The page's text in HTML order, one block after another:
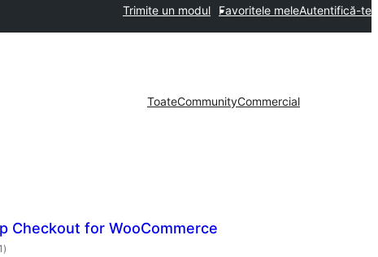
Trimite un modul Favoritele meleAutentifică-te
ToateCommunityCommercial
Checkout for WooCommerce
total
aprecieri
)